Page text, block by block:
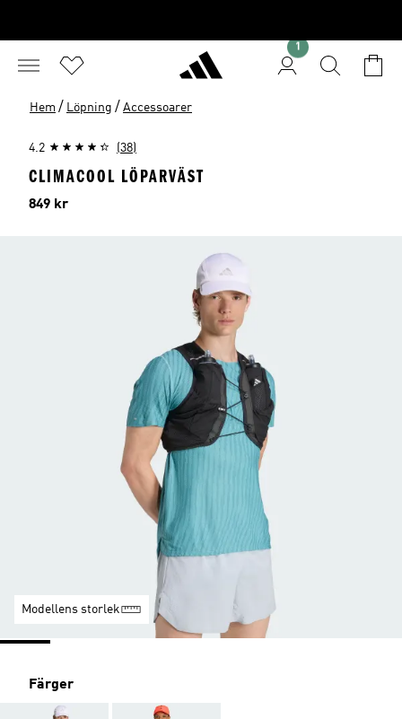
1
Hem / Löpning / Accessoarer
4.2 (38)
CLIMACOOL LÖPARVÄST
Pris
849 kr
Modellens storlek
Färger